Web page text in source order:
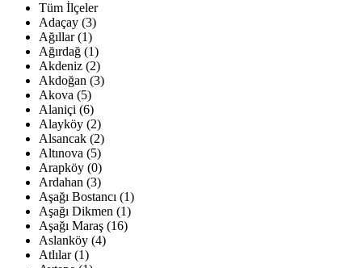
Tüm İlçeler
Adaçay (3)
Ağıllar (1)
Ağırdağ (1)
Akdeniz (2)
Akdoğan (3)
Akova (5)
Alaniçi (6)
Alayköy (2)
Alsancak (2)
Altınova (5)
Arapköy (0)
Ardahan (3)
Aşağı Bostancı (1)
Aşağı Dikmen (1)
Aşağı Maraş (16)
Aslanköy (4)
Atlılar (1)